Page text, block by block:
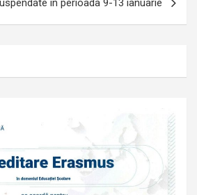
in perioada 9-13 ianuarie